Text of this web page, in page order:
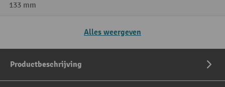
133 mm
Alles weergeven
Productbeschrijving